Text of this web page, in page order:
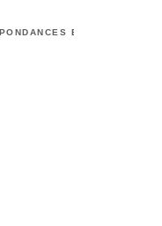
ET CHRONIQUES